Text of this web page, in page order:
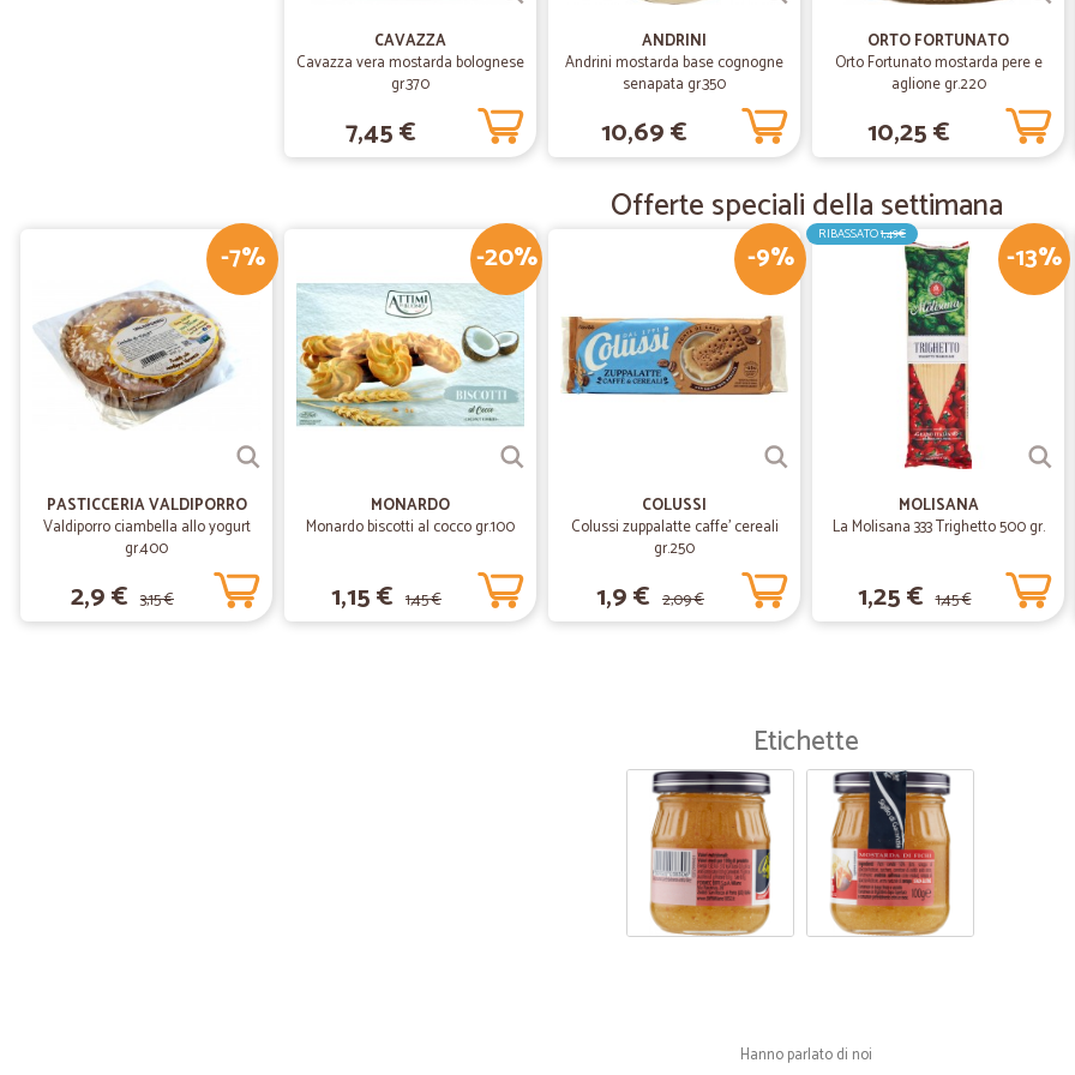
Spedizione a rate, ma
Non vi preoccupate se la merce
tutta, a buon prezzo ed è di qualità.
—Monica M.
Ordine arrivato puntuale e
Ordine arrivato puntuale e ben
piantina di fiori in regalo,
completamente
completamente soddisfatto
CAVAZZA
Cavazza vera mostarda bolognese
gr.370
7,45 €
ANDRINI
Andrini mostarda base cognogne
senapata gr.350
10,69 €
ORTO FORTUNATO
Orto Fortunato mostarda pere e
aglione gr.220
10,25 €
Offerte speciali della settimana
-7%
PASTICCERIA VALDIPORRO
Valdiporro ciambella allo yogurt
gr.400
2,9 € 3,15 €
-20%
MONARDO
Monardo biscotti al cocco gr.100
1,15 € 1,45 €
-9%
COLUSSI
Colussi zuppalatte caffe' cereali
gr.250
1,9 € 2,09 €
-13%
RIBASSATO1,49€
MOLISANA
La Molisana 333 Trighetto 500 gr.
1,25 € 1,45 €
Etichette
Hanno parlato di noi